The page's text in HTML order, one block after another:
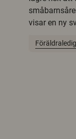
visar en ny